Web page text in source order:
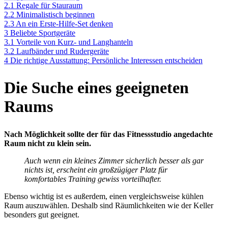
2.1 Regale für Stauraum
2.2 Minimalistisch beginnen
2.3 An ein Erste-Hilfe-Set denken
3 Beliebte Sportgeräte
3.1 Vorteile von Kurz- und Langhanteln
3.2 Laufbänder und Rudergeräte
4 Die richtige Ausstattung: Persönliche Interessen entscheiden
Die Suche eines geeigneten
Raums
Nach Möglichkeit sollte der für das Fitnessstudio angedachte
Raum nicht zu klein sein.
Auch wenn ein kleines Zimmer sicherlich besser als gar
nichts ist, erscheint ein großzügiger Platz für
komfortables Training gewiss vorteilhafter.
Ebenso wichtig ist es außerdem, einen vergleichsweise kühlen
Raum auszuwählen. Deshalb sind Räumlichkeiten wie der Keller
besonders gut geeignet.